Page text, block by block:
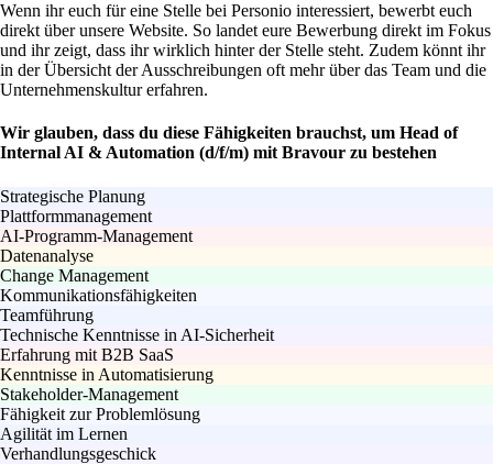
Wenn ihr euch für eine Stelle bei Personio interessiert, bewerbt euch
direkt über unsere Website. So landet eure Bewerbung direkt im Fokus
und ihr zeigt, dass ihr wirklich hinter der Stelle steht. Zudem könnt ihr
in der Übersicht der Ausschreibungen oft mehr über das Team und die
Unternehmenskultur erfahren.
Wir glauben, dass du diese Fähigkeiten brauchst, um Head of
Internal AI & Automation (d/f/m) mit Bravour zu bestehen
Strategische Planung
Plattformmanagement
AI-Programm-Management
Datenanalyse
Change Management
Kommunikationsfähigkeiten
Teamführung
Technische Kenntnisse in AI-Sicherheit
Erfahrung mit B2B SaaS
Kenntnisse in Automatisierung
Stakeholder-Management
Fähigkeit zur Problemlösung
Agilität im Lernen
Verhandlungsgeschick